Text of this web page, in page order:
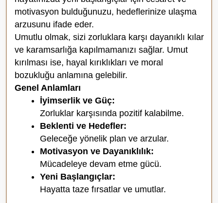
motivasyon bulduğunuzu, hedeflerinize ulaşma
arzusunu ifade eder.
Umutlu olmak, sizi zorluklara karşı dayanıklı kılar
ve karamsarlığa kapılmamanızı sağlar. Umut
kırılması ise, hayal kırıklıkları ve moral
bozukluğu anlamına gelebilir.
Genel Anlamları
İyimserlik ve Güç:
Zorluklar karşısında pozitif kalabilme.
Beklenti ve Hedefler:
Geleceğe yönelik plan ve arzular.
Motivasyon ve Dayanıklılık:
Mücadeleye devam etme gücü.
Yeni Başlangıçlar:
Hayatta taze fırsatlar ve umutlar.